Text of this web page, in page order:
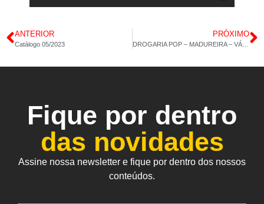
ANTERIOR
Catálogo 05/2023
PRÓXIMO
DROGARIA POP – MADUREIRA – VÁRIOS PRODUTOS – 28/04/2023 – 14H 39M
Fique por dentro
das novidades
Assine nossa newsletter e fique por dentro dos nossos
conteúdos.